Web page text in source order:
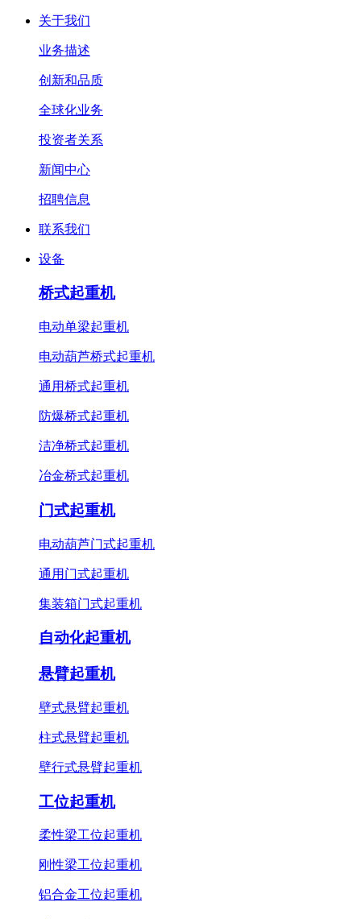
关于我们
业务描述
创新和品质
全球化业务
投资者关系
新闻中心
招聘信息
联系我们
设备
桥式起重机
电动单梁起重机
电动葫芦桥式起重机
通用桥式起重机
防爆桥式起重机
洁净桥式起重机
冶金桥式起重机
门式起重机
电动葫芦门式起重机
通用门式起重机
集装箱门式起重机
自动化起重机
悬臂起重机
壁式悬臂起重机
柱式悬臂起重机
壁行式悬臂起重机
工位起重机
柔性梁工位起重机
刚性梁工位起重机
铝合金工位起重机